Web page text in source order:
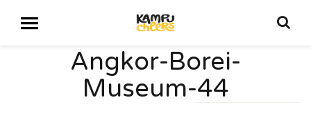
Angkor-Borei-
Museum-44